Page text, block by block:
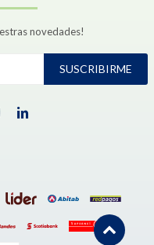
novedades!
SUSCRIBIRME
